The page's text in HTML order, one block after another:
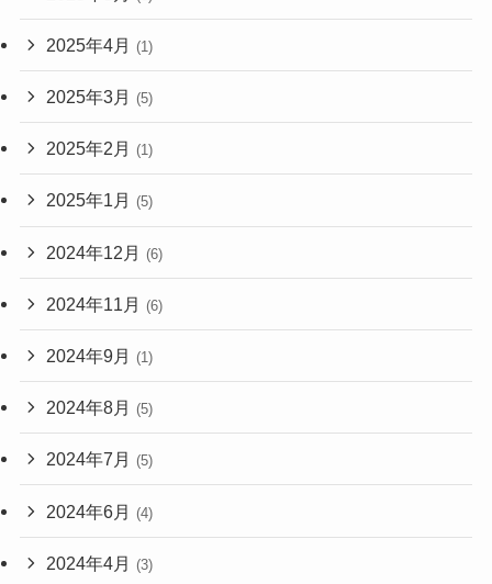
2025年4月 (1)
2025年3月 (5)
2025年2月 (1)
2025年1月 (5)
2024年12月 (6)
2024年11月 (6)
2024年9月 (1)
2024年8月 (5)
2024年7月 (5)
2024年6月 (4)
2024年4月 (3)